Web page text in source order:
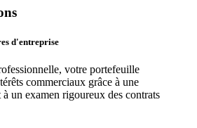
d'entreprise
votre portefeuille
commerciaux grâce à une
un examen rigoureux des contrats